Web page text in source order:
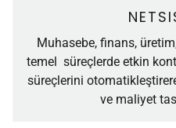
Muhasebe, finans,
temel süreçlerde etkin
süreçlerini
ve maliyet